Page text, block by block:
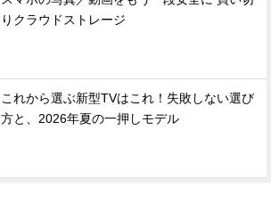
りクラウドストレージ
これから選ぶ新型TVはこれ！失敗しない選び
方と、2026年夏の一押しモデル